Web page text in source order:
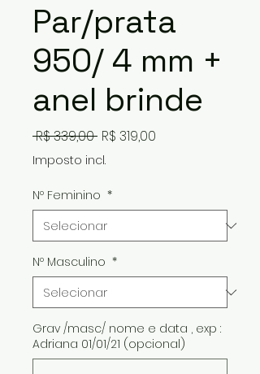
Par/prata
950/ 4 mm +
anel brinde
R$ 339,00 Preço
normal
R$ 319,00
Imposto incl.
Nº Feminino *
Nº Masculino *
Grav /masc/ nome e data , exp :
Adriana 01/01/21 (opcional)